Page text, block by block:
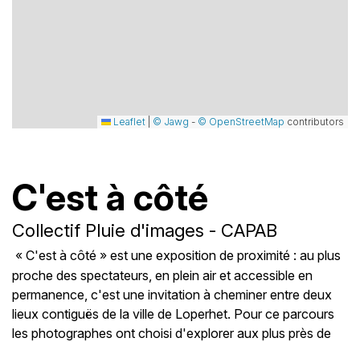
C'est à côté
Collectif Pluie d'images - CAPAB
« C'est à côté » est une exposition de proximité : au plus
proche des spectateurs, en plein air et accessible en
permanence, c'est une invitation à cheminer entre deux
lieux contiguës de la ville de Loperhet. Pour ce parcours
les photographes ont choisi d'explorer aux plus près de
Leaflet © Jawg - © OpenStreetMap contributors